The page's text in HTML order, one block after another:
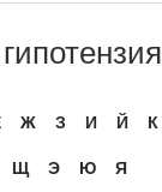
Ж З И Й К
Щ Э Ю Я